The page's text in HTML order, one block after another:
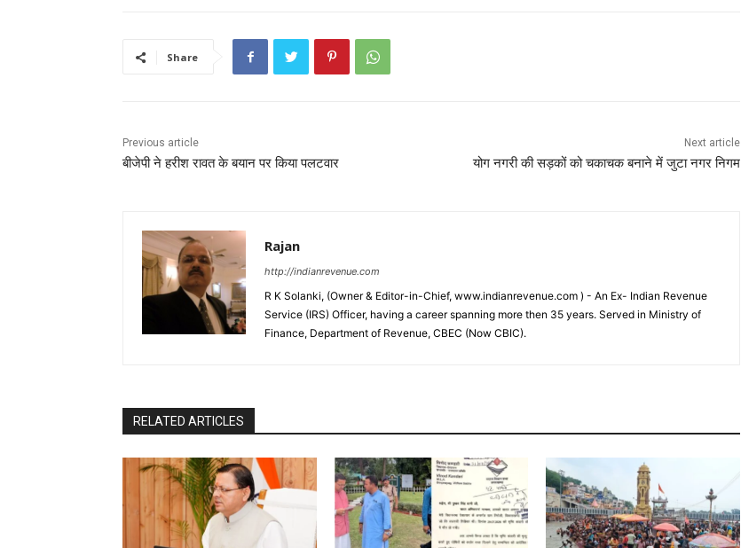
Share
Previous article
बीजेपी ने हरीश रावत के बयान पर किया पलटवार
Next article
योग नगरी की सड़कों को चकाचक बनाने में जुटा नगर निगम
Rajan
http://indianrevenue.com
R K Solanki, (Owner & Editor-in-Chief, www.indianrevenue.com ) - An Ex- Indian Revenue
Service (IRS) Officer, having a career spanning more then 35 years. Served in Ministry of
Finance, Department of Revenue, CBEC (Now CBIC).
RELATED ARTICLES